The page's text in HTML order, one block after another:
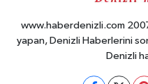
www.haberdenizli.com
yapan, Denizli Haberlerini
Denizli